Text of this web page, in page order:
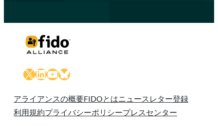
X LinkedIn
YouTube
Bluesky
アライアンスの概要FIDOとは ニュースレター登録
利用規約プライバシーポリシープレスセンター